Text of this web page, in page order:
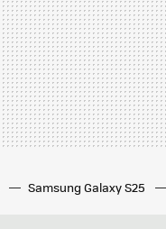
Samsung Galaxy S25